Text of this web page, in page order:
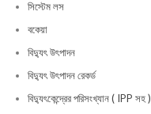
সিস্টেম লস
বকেয়া
বিদ্যুৎ উৎপাদন
বিদ্যুৎ উৎপাদন রেকর্ড
বিদ্যুৎকেন্দ্রের পরিসংখ্যান ( IPP সহ )